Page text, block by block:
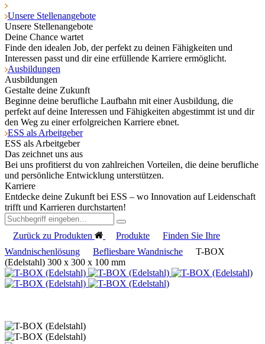
Unsere Stellenangebote
Unsere Stellenangebote
Deine Chance wartet
Finde den idealen Job, der perfekt zu deinen Fähigkeiten und
Interessen passt und dir eine erfüllende Karriere ermöglicht.
Ausbildungen
Ausbildungen
Gestalte deine Zukunft
Beginne deine berufliche Laufbahn mit einer Ausbildung, die
perfekt auf deine Interessen und Fähigkeiten abgestimmt ist und dir
den Weg zu einer erfolgreichen Karriere ebnet.
ESS als Arbeitgeber
ESS als Arbeitgeber
Das zeichnet uns aus
Bei uns profitierst du von zahlreichen Vorteilen, die deine berufliche
und persönliche Entwicklung unterstützen.
Karriere
Entdecke deine Zukunft bei ESS – wo Innovation auf Leidenschaft
trifft und Karrieren durchstarten!
Zurück zu Produkten Produkte
Finden Sie Ihre
Wandnischenlösung
Befliesbare Wandnische
T-BOX
(Edelstahl) 300 x 300 x 100 mm